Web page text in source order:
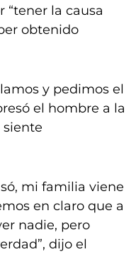
“tener la causa
obtenido
y pedimos el
el hombre a la
siente
mi familia viene
en claro que a
nadie, pero
dijo el